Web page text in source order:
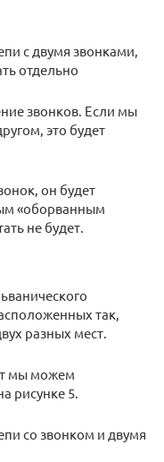
с двумя звонками,
отдельно
звонков. Если мы
это будет
он будет
«оборванным
не будет.
так,
разных мест.
мы можем
рисунке 5.
со звонком и двумя